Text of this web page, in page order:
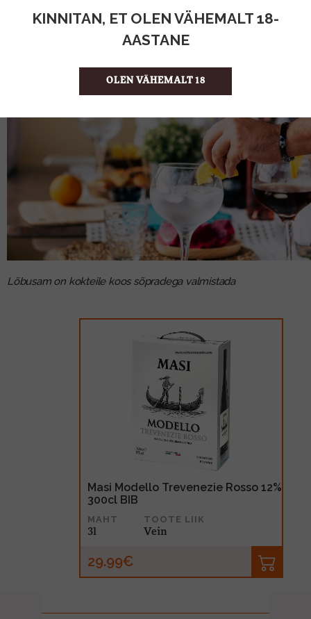
KINNITAN, ET OLEN VÄHEMALT 18-
AASTANE
OLEN VÄHEMALT 18
Lõbusam on kokteile koos sõpradega valmistada
Masi Modello Trevenezie Rosso 12%
300cl BIB
MAHT
TOOTE LIIK
29.99€